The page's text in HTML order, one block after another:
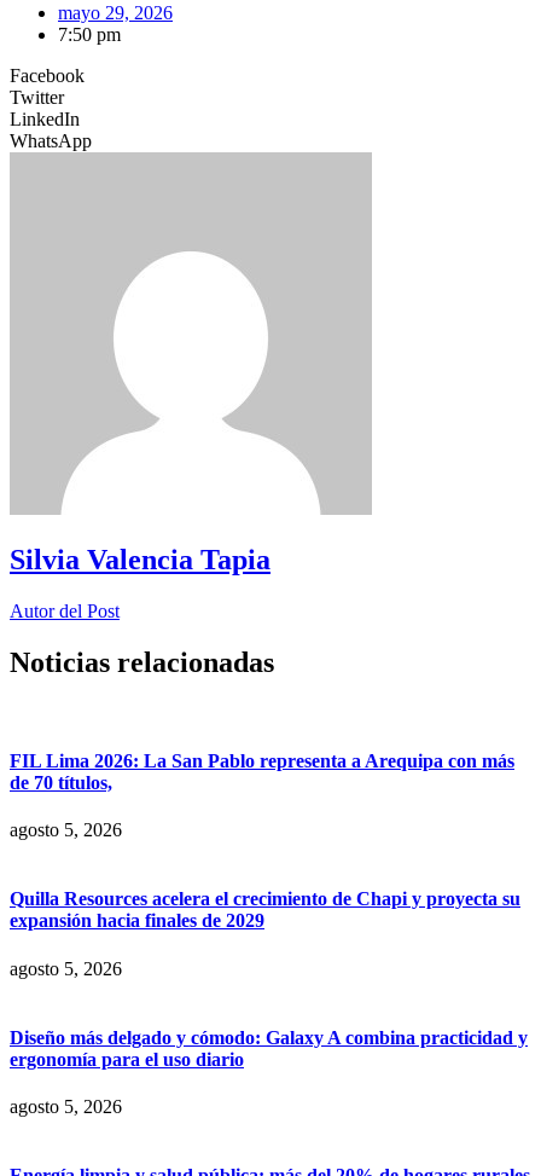
mayo 29, 2026
7:50 pm
Facebook
Twitter
LinkedIn
WhatsApp
Silvia Valencia Tapia
Autor del Post
Noticias relacionadas
FIL Lima 2026: La San Pablo representa a Arequipa con más
de 70 títulos,
agosto 5, 2026
Quilla Resources acelera el crecimiento de Chapi y proyecta su
expansión hacia finales de 2029
agosto 5, 2026
Diseño más delgado y cómodo: Galaxy A combina practicidad y
ergonomía para el uso diario
agosto 5, 2026